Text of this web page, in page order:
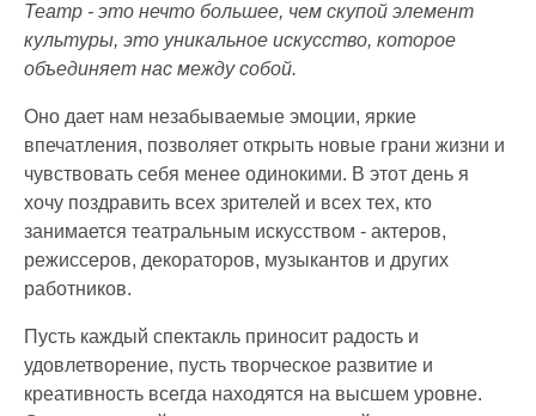
Театр - это нечто большее, чем скупой элемент
культуры, это уникальное искусство, которое
объединяет нас между собой.
Оно дает нам незабываемые эмоции, яркие
впечатления, позволяет открыть новые грани жизни и
чувствовать себя менее одинокими. В этот день я
хочу поздравить всех зрителей и всех тех, кто
занимается театральным искусством - актеров,
режиссеров, декораторов, музыкантов и других
работников.
Пусть каждый спектакль приносит радость и
удовлетворение, пусть творческое развитие и
креативность всегда находятся на высшем уровне.